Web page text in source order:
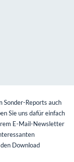
Sonder-Reports auch
Sie uns dafür einfach
E-Mail-Newsletter
Download